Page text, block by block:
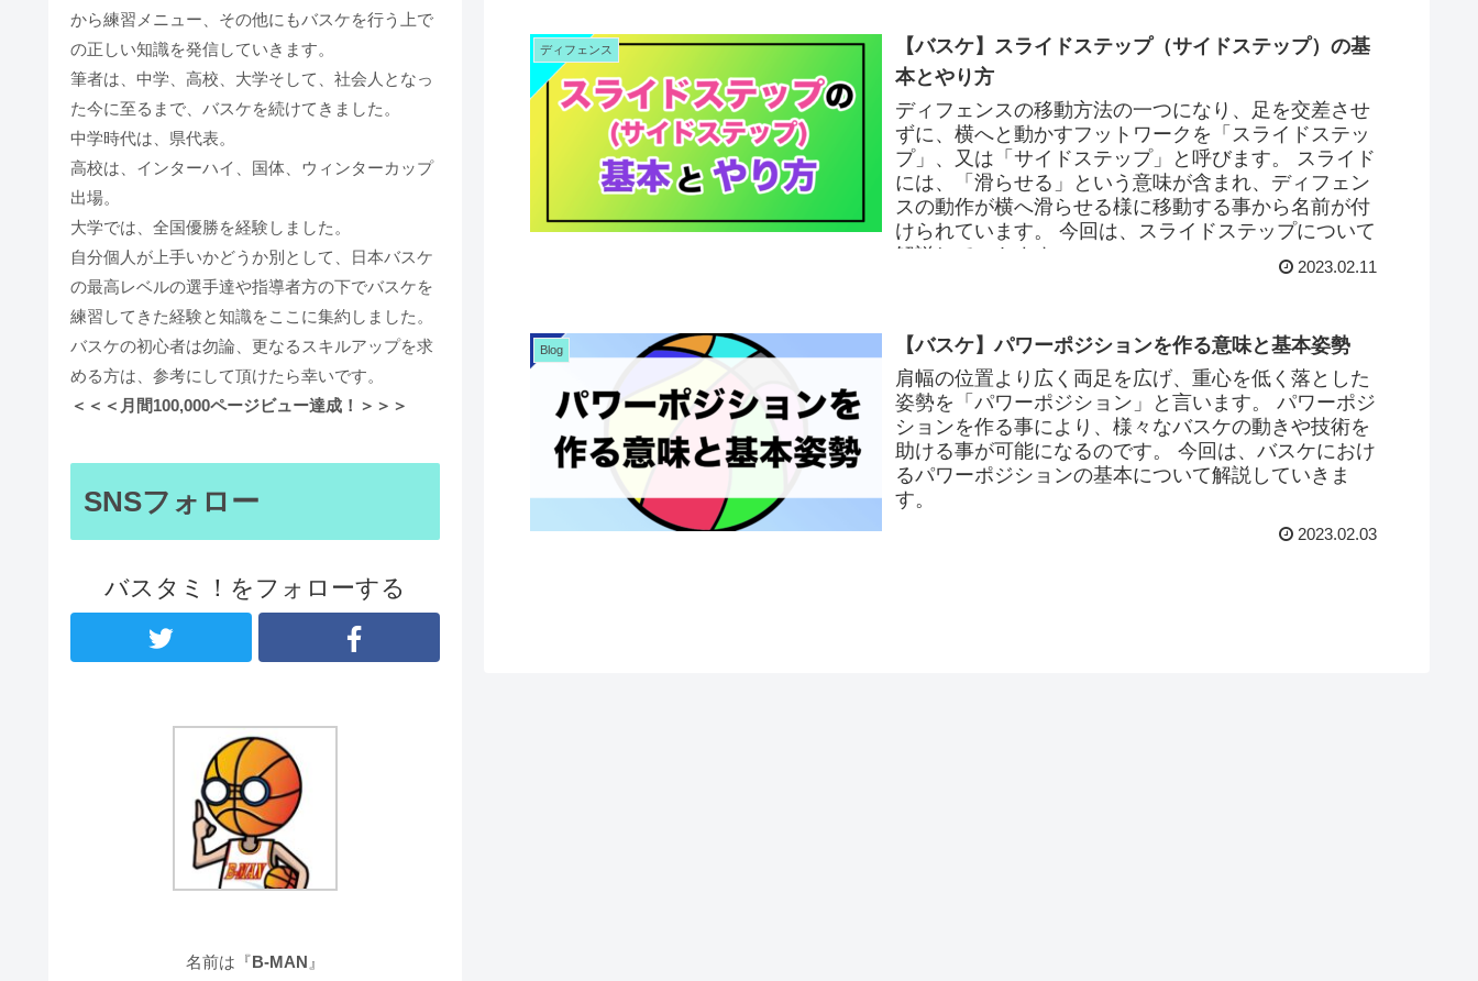
ディフェンス
【バスケ】スライドステップ（サイドステップ）の基
本とやり方
ディフェンスの移動方法の一つになり、足を交差させ
ずに、横へと動かすフットワークを「スライドステッ
プ」、又は「サイドステップ」と呼びます。 スライド
には、「滑らせる」という意味が含まれ、ディフェン
スの動作が横へ滑らせる様に移動する事から名前が付
けられています。 今回は、スライドステップについて
解説していきます。
2023.02.11
Blog
【バスケ】パワーポジションを作る意味と基本姿勢
肩幅の位置より広く両足を広げ、重心を低く落とした
姿勢を「パワーポジション」と言います。 パワーポジ
ションを作る事により、様々なバスケの動きや技術を
助ける事が可能になるのです。 今回は、バスケにおけ
るパワーポジションの基本について解説していきま
す。
2023.02.03
から練習メニュー、その他にもバスケを行う上で
の正しい知識を発信していきます。
筆者は、中学、高校、大学そして、社会人となっ
た今に至るまで、バスケを続けてきました。
中学時代は、県代表。
高校は、インターハイ、国体、ウィンターカップ
出場。
大学では、全国優勝を経験しました。
自分個人が上手いかどうか別として、日本バスケ
の最高レベルの選手達や指導者方の下でバスケを
練習してきた経験と知識をここに集約しました。
バスケの初心者は勿論、更なるスキルアップを求
める方は、参考にして頂けたら幸いです。
＜＜＜月間100,000ページビュー達成！＞＞＞
SNSフォロー
バスタミ！をフォローする
名前は『B-MAN 』